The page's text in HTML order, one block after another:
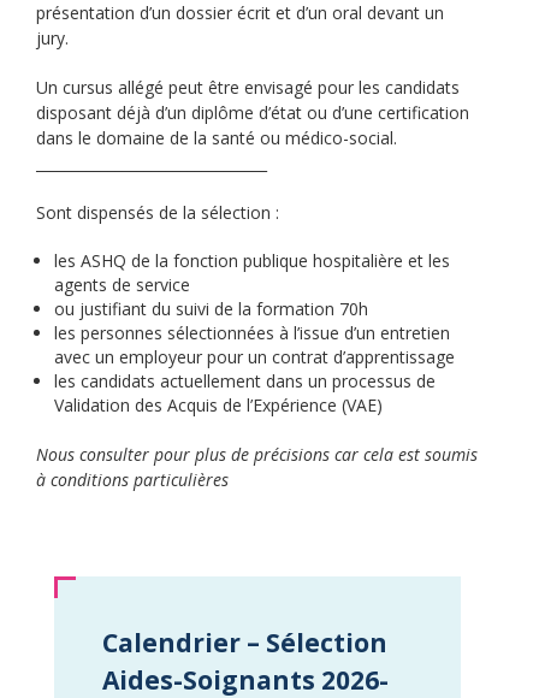
présentation d’un dossier écrit et d’un oral devant un
jury.
Un cursus allégé peut être envisagé pour les candidats
disposant déjà d’un diplôme d’état ou d’une certification
dans le domaine de la santé ou médico-social.
Sont dispensés de la sélection :
les ASHQ de la fonction publique hospitalière et les
agents de service
ou justifiant du suivi de la formation 70h
les personnes sélectionnées à l’issue d’un entretien
avec un employeur pour un contrat d’apprentissage
les candidats actuellement dans un processus de
Validation des Acquis de l’Expérience (VAE)
Nous consulter pour plus de précisions car cela est soumis
à conditions particulières
Calendrier – Sélection
Aides-Soignants 2026-